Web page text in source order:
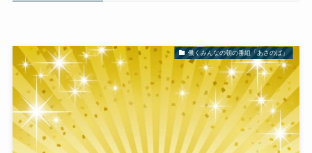
働くみんなの朝の番組「あさのば」